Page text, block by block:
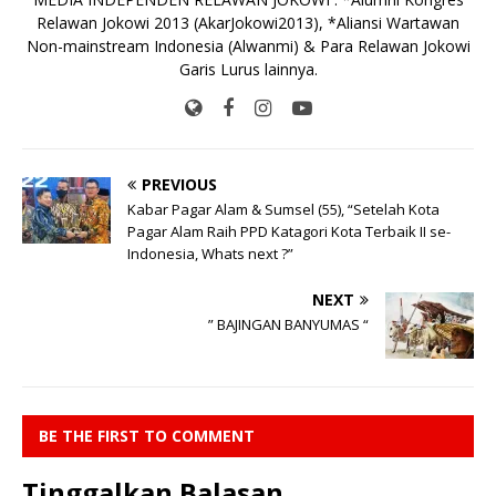
Relawan Jokowi 2013 (AkarJokowi2013), *Aliansi Wartawan
Non-mainstream Indonesia (Alwanmi) & Para Relawan Jokowi
Garis Lurus lainnya.
PREVIOUS
Kabar Pagar Alam & Sumsel (55), “Setelah Kota
Pagar Alam Raih PPD Katagori Kota Terbaik II se-
Indonesia, Whats next ?”
NEXT
” BAJINGAN BANYUMAS “
BE THE FIRST TO COMMENT